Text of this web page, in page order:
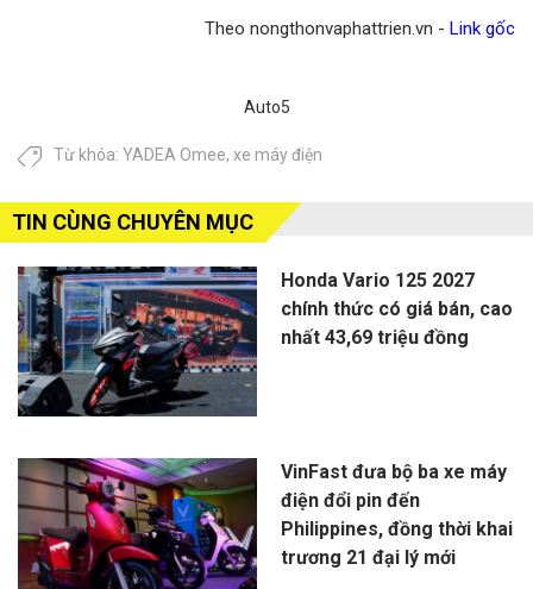
Theo nongthonvaphattrien.vn - Link gốc
Auto5
Từ khóa: YADEA Omee, xe máy điện
TIN CÙNG CHUYÊN MỤC
Honda Vario 125 2027
chính thức có giá bán, cao
nhất 43,69 triệu đồng
VinFast đưa bộ ba xe máy
điện đổi pin đến
Philippines, đồng thời khai
trương 21 đại lý mới